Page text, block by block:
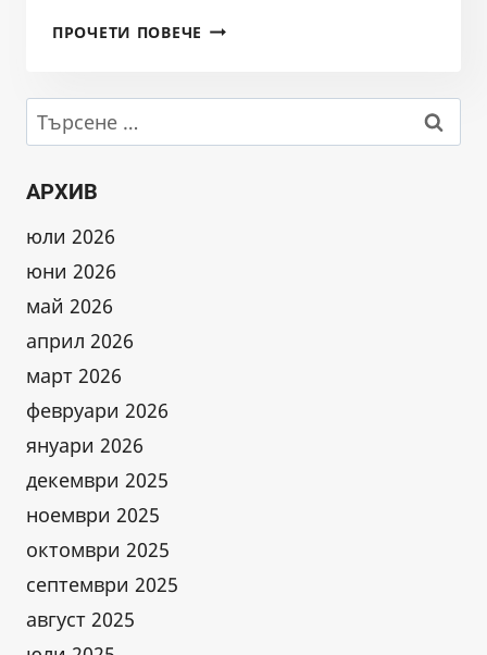
ПРОЧЕТИ ПОВЕЧЕ СИГНАЛ
НА
ЛЕВА
Търсене
за:
АРХИВ
юли 2026
юни 2026
май 2026
април 2026
март 2026
февруари 2026
януари 2026
декември 2025
ноември 2025
октомври 2025
септември 2025
август 2025